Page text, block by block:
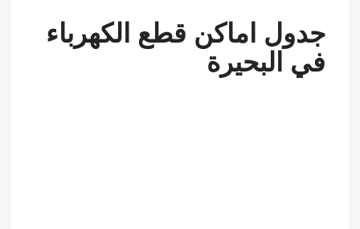
جدول اماكن قطع الكهرباء
في البحيرة